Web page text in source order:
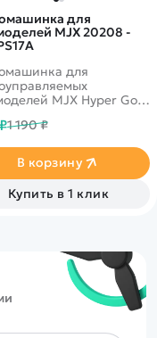
для
MJX 20208 -
для
MJX Hyper Go
1 190 ₽
В корзину
Купить в 1 клик